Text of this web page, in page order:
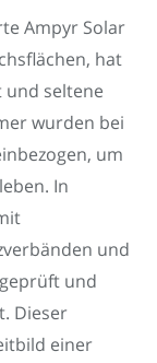
Ampyr Solar
hat
seltene
wurden bei
um
In
und
und
Dieser
einer